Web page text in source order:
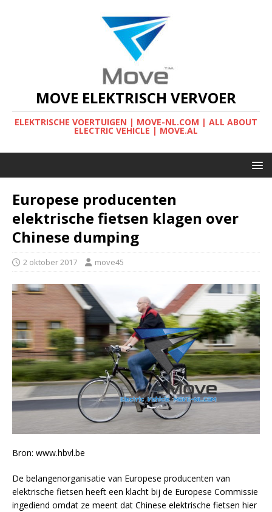
MOVE ELEKTRISCH VERVOER
ELEKTRISCHE VOERTUIGEN | MOVE-NL.COM | ALL ABOUT
ELECTRIC VEHICLE | MOVE.AL
Europese producenten
elektrische fietsen klagen over
Chinese dumping
2 oktober 2017 move45
Bron: www.hbvl.be
De belangenorganisatie van Europese producenten van
elektrische fietsen heeft een klacht bij de Europese Commissie
ingediend omdat ze meent dat Chinese elektrische fietsen hier